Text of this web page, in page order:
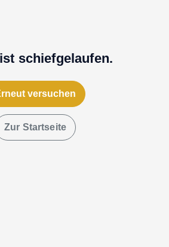
schiefgelaufen.
versuchen
Zur Startseite